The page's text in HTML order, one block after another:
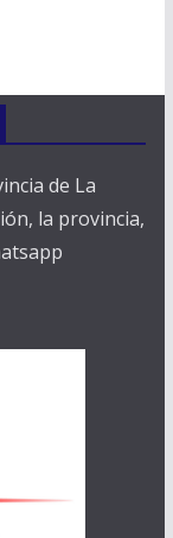
de La
la provincia,